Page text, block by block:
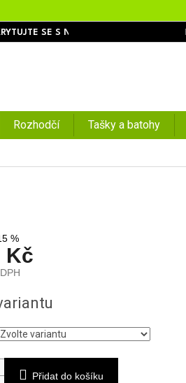
SE S NÁMI OBCHODNÍ
Rozhodčí Tašky a batohy
%
Kč
Přidat do košíku